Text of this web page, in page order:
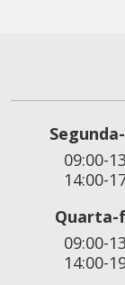
09:00-
14:00-
Quarta-
09:00-
14:00-